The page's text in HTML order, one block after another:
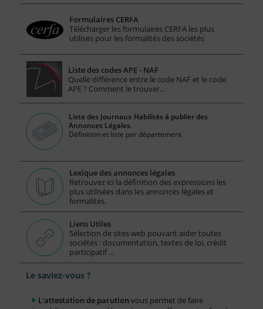
Formulaires CERFA
Télécharger les formulaires CERFA les plus
utilisés pour les formalités des sociétés
Liste des codes APE - NAF
Quelle différence entre le code NAF et le code
APE ? Comment le trouver…
Liste des Journaux Habilités à publier des
Annonces Légales.
Définition et liste par département
Lexique des annonces légales
Retrouvez ici la définition des expressions les
plus utilisées dans les annonces légales et
formalités.
Liens Utiles
Sélection de sites web pouvant aider toutes
sociétés : documentation, textes de loi, crédit
participatif ...
Le saviez-vous ?
L'attestation de parution vous permet de faire